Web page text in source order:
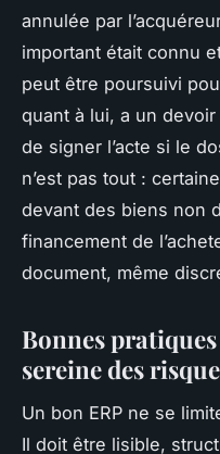
annulée par
important était connu
peut être poursuivi
quant à lui, a un
de signer l’acte si le
n’est pas tout :
devant des biens non
financement de
document, même
Bonnes
sereine des
Un bon ERP ne se
Il doit être lisible,